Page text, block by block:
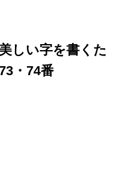
しい字を書くた
・74番